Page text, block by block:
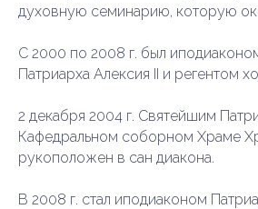
духовную семинарию, которую
С 2000 по 2008 г. был
Патриарха Алексия II и регентом
2 декабря 2004 г. Святейшим
Кафедральном соборном Храме
рукоположен в сан диакона.
В 2008 г. стал иподиаконом